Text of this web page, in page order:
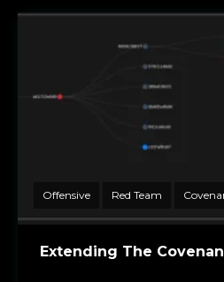
Offensive Red Team
Extending The